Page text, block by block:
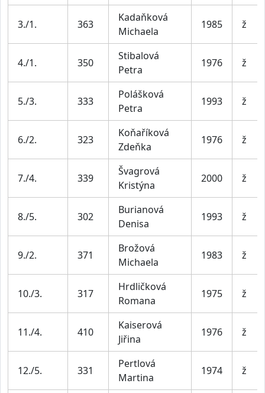
3./1. 363
Kadaňková
Michaela
1985 ž
4./1. 350
Stibalová
Petra
1976 ž
5./3. 333
Polášková
Petra
1993 ž
6./2. 323
Koňaříková
Zdeňka
1976 ž
7./4. 339
Švagrová
Kristýna
2000 ž
8./5. 302
Burianová
Denisa
1993 ž
9./2. 371
Brožová
Michaela
1983 ž
10./3. 317
Hrdličková
Romana
1975 ž
11./4. 410
Kaiserová
Jiřina
1976 ž
12./5. 331
Pertlová
Martina
1974 ž